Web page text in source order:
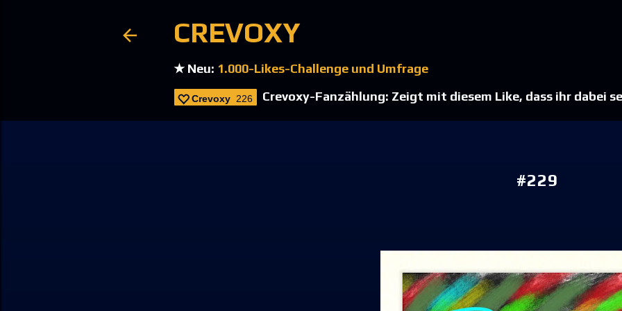
CREVOXY
★ Neu: 1.000-Likes-Challenge und Umfrage
Crevoxy 226 Crevoxy-Fanzählung: Zeigt mit diesem Like, dass ihr dabei
#229